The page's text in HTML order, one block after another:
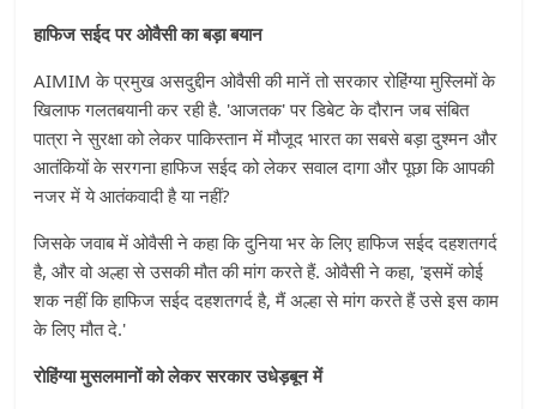
हाफिज सईद पर ओवैसी का बड़ा बयान
AIMIM के प्रमुख असदुद्दीन ओवैसी की मानें तो सरकार रोहिंग्या मुस्लिमों के
खिलाफ गलतबयानी कर रही है. 'आजतक' पर डिबेट के दौरान जब संबित
पात्रा ने सुरक्षा को लेकर पाकिस्तान में मौजूद भारत का सबसे बड़ा दुश्मन और
आतंकियों के सरगना हाफिज सईद को लेकर सवाल दागा और पूछा कि आपकी
नजर में ये आतंकवादी है या नहीं?
जिसके जवाब में ओवैसी ने कहा कि दुनिया भर के लिए हाफिज सईद दहशतगर्द
है, और वो अल्हा से उसकी मौत की मांग करते हैं. ओवैसी ने कहा, 'इसमें कोई
शक नहीं कि हाफिज सईद दहशतगर्द है, मैं अल्हा से मांग करते हैं उसे इस काम
के लिए मौत दे.'
रोहिंग्या मुसलमानों को लेकर सरकार उधेड़बून में